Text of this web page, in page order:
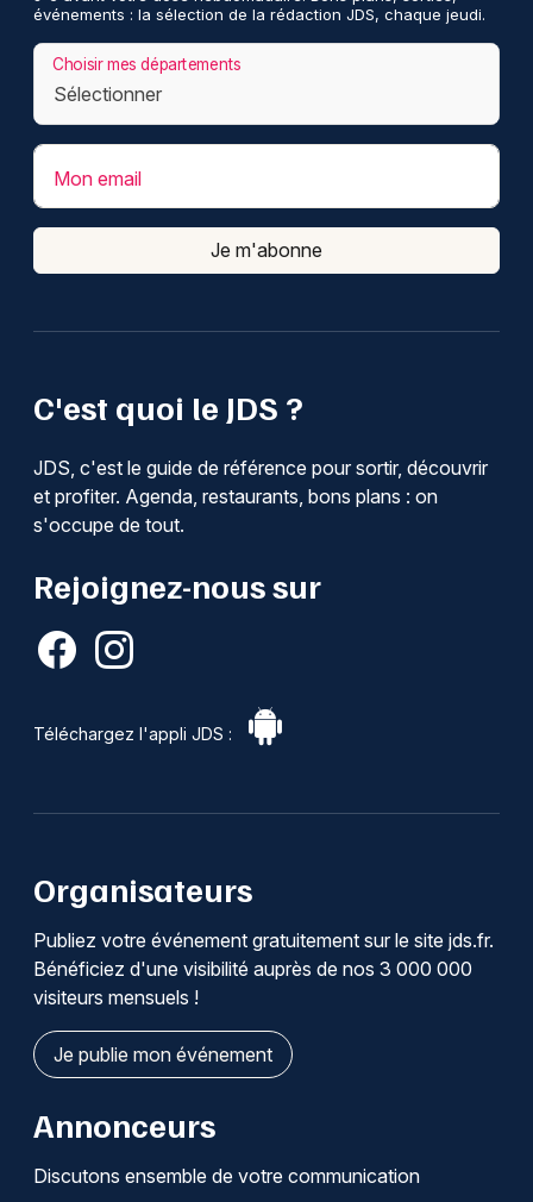
C'est quoi le JDS ?
JDS, c'est le guide de référence pour sortir, découvrir
et profiter. Agenda, restaurants, bons plans : on
s'occupe de tout.
Rejoignez-nous sur
Téléchargez l'appli JDS :
événements : la sélection de la rédaction JDS, chaque jeudi.
Choisir mes départements
Mon email
Je m'abonne
Organisateurs
Publiez votre événement gratuitement sur le site jds.fr.
Bénéficiez d'une visibilité auprès de nos 3 000 000
visiteurs mensuels !
Je publie mon événement
Annonceurs
Discutons ensemble de votre communication